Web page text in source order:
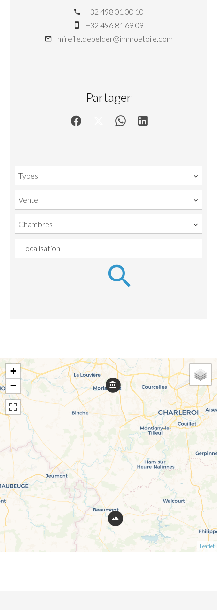
+32 498 01 00 10
+32 496 81 69 09
mireille.debelder@immoetoile.com
Partager
Types
Vente
Chambres
Localisation
+
−
Leaflet